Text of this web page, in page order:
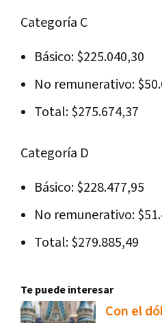
Categoría C
Básico: $225.040,30
No remunerativo:
Total: $275.674,37
Categoría D
Básico: $228.477,95
No remunerativo:
Total: $279.885,49
Te puede interesar
Con el